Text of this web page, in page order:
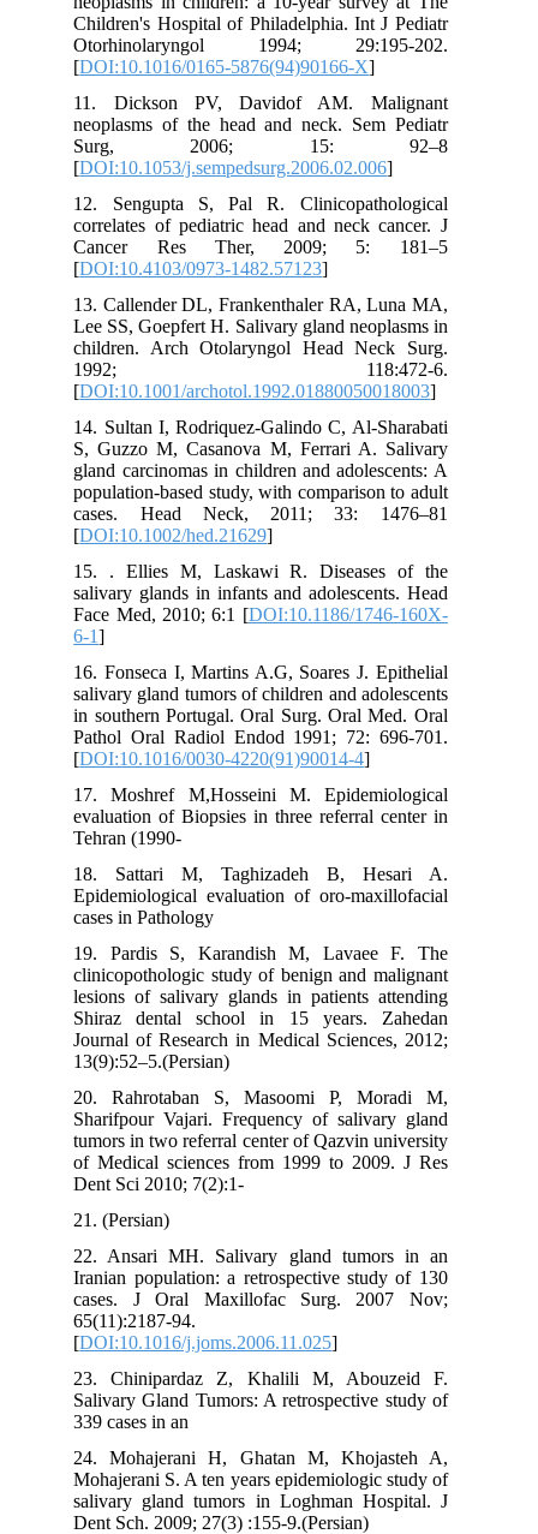
Children's Hospital of Philadelphia. Int J Pediatr
Otorhinolaryngol 1994; 29:195-202.
[DOI:10.1016/0165-5876(94)90166-X
11. Dickson PV, Davidof AM. Malignant
neoplasms of the head and neck. Sem Pediatr
Surg, 2006; 15: 92–8
[DOI:10.1053/j.sempedsurg.2006.02.006
12. Sengupta S, Pal R. Clinicopathological
correlates of pediatric head and neck cancer. J
Cancer Res Ther, 2009; 5: 181–5
[DOI:10.4103/0973-1482.57123
13. Callender DL, Frankenthaler RA, Luna MA,
Lee SS, Goepfert H. Salivary gland neoplasms in
children. Arch Otolaryngol Head Neck Surg.
1992; 118:472-6.
[DOI:10.1001/archotol.1992.01880050018003
14. Sultan I, Rodriquez-Galindo C, Al-Sharabati
S, Guzzo M, Casanova M, Ferrari A. Salivary
gland carcinomas in children and adolescents: A
population-based study, with comparison to adult
cases. Head Neck, 2011; 33: 1476–81
[DOI:10.1002/hed.21629
15. . Ellies M, Laskawi R. Diseases of the
salivary glands in infants and adolescents. Head
Face Med, 2010; 6:1 [DOI:10.1186/1746-160X-
6-1
16. Fonseca I, Martins A.G, Soares J. Epithelial
salivary gland tumors of children and adolescents
in southern Portugal. Oral Surg. Oral Med. Oral
Pathol Oral Radiol Endod 1991; 72: 696-701.
[DOI:10.1016/0030-4220(91)90014-4
17. Moshref M,Hosseini M. Epidemiological
evaluation of Biopsies in three referral center in
Tehran (1990-
18. Sattari M, Taghizadeh B, Hesari A.
Epidemiological evaluation of oro-maxillofacial
cases in Pathology
19. Pardis S, Karandish M, Lavaee F. The
clinicopothologic study of benign and malignant
lesions of salivary glands in patients attending
Shiraz dental school in 15 years. Zahedan
Journal of Research in Medical Sciences, 2012;
13(9):52–5.(Persian)
20. Rahrotaban S, Masoomi P, Moradi M,
Sharifpour Vajari. Frequency of salivary gland
tumors in two referral center of Qazvin university
of Medical sciences from 1999 to 2009. J Res
Dent Sci 2010; 7(2):1-
21. (Persian)
22. Ansari MH. Salivary gland tumors in an
Iranian population: a retrospective study of 130
cases. J Oral Maxillofac Surg. 2007 Nov;
65(11):2187-94.
[DOI:10.1016/j.joms.2006.11.025
23. Chinipardaz Z, Khalili M, Abouzeid F.
Salivary Gland Tumors: A retrospective study of
339 cases in an
24. Mohajerani H, Ghatan M, Khojasteh A,
Mohajerani S. A ten years epidemiologic study of
salivary gland tumors in Loghman Hospital. J
Dent Sch. 2009; 27(3) :155-9.(Persian)